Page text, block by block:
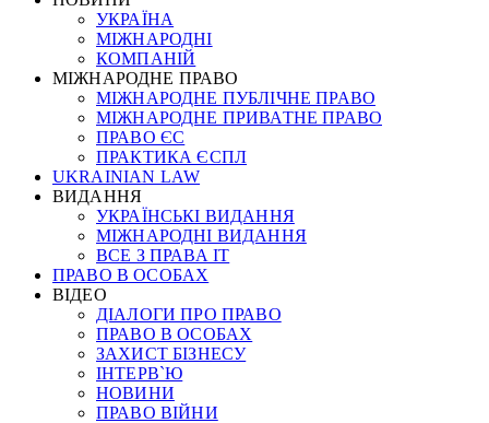
УКРАЇНА
МІЖНАРОДНІ
КОМПАНІЙ
МІЖНАРОДНЕ ПРАВО
МІЖНАРОДНЕ ПУБЛІЧНЕ ПРАВО
МІЖНАРОДНЕ ПРИВАТНЕ ПРАВО
ПРАВО ЄС
ПРАКТИКА ЄСПЛ
UKRAINIAN LAW
ВИДАННЯ
УКРАЇНСЬКІ ВИДАННЯ
МІЖНАРОДНІ ВИДАННЯ
ВСЕ З ПРАВА ІТ
ПРАВО В ОСОБАХ
ВІДЕО
ДІАЛОГИ ПРО ПРАВО
ПРАВО В ОСОБАХ
ЗАХИСТ БІЗНЕСУ
ІНТЕРВ`Ю
НОВИНИ
ПРАВО ВІЙНИ